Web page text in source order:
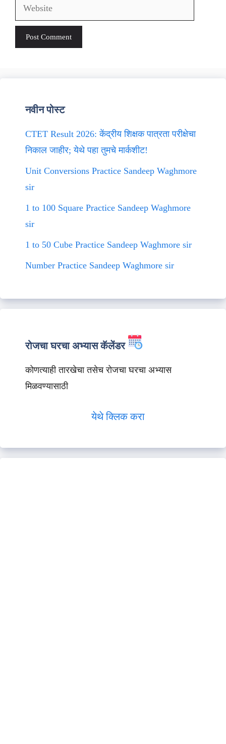
Website
नवीन पोस्ट
CTET Result 2026: केंद्रीय शिक्षक पात्रता परीक्षेचा
निकाल जाहीर; येथे पहा तुमचे मार्कशीट!
Unit Conversions Practice Sandeep Waghmore
sir
1 to 100 Square Practice Sandeep Waghmore
sir
1 to 50 Cube Practice Sandeep Waghmore sir
Number Practice Sandeep Waghmore sir
रोजचा घरचा अभ्यास कॅलेंडर
कोणत्याही तारखेचा तसेच रोजचा घरचा अभ्यास
मिळवण्यासाठी
येथे क्लिक करा